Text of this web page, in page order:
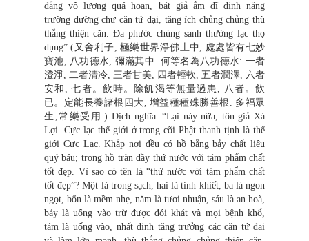
đẳng vô lượng quá hoạn, bát giả ẩm dĩ định năng
trường dưỡng chư căn tứ đại, tăng ích chủng chủng thù
thắng thiện căn. Đa phước chúng sanh thường lạc thọ
dụng” (又舍利子, 極樂世界淨佛土中, 處處皆有七妙
寶池, 八功德水, 彌滿其中. 何等名為八功德水: 一者
澄淨, 二者清冷, 三者甘美, 四者輕軟, 五者潤澤, 六者
安和, 七者。飲時。除飢渴等無量過患, 八者。飲
已。定能長養諸根四大, 增益種種殊勝善根. 多福眾
生,常樂受用.) Dịch nghĩa: “Lại này nữa, tôn giả Xá
Lợi. Cực lạc thế giới ở trong cõi Phật thanh tịnh là thế
giới Cực Lạc. Khắp nơi đều có hồ bằng bảy chất liệu
quý báu; trong hồ tràn đầy thứ nước với tám phẩm chất
tốt đẹp. Vì sao có tên là “thứ nước với tám phẩm chất
tốt đẹp”? Một là trong sạch, hai là tinh khiết, ba là ngon
ngọt, bốn là mềm nhẹ, năm là tươi nhuận, sáu là an hoà,
bảy là uống vào trừ được đói khát và mọi bệnh khổ,
tám là uống vào, nhất định tăng trưởng các căn tứ đại